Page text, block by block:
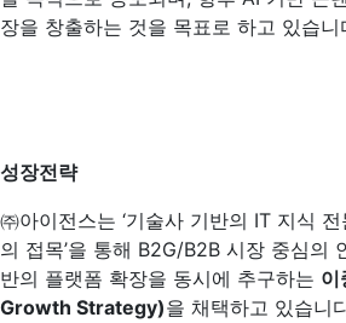
장을 창출하는 것을 목표로 하고 있습니
성장전략
㈜아이전스는 ‘기술사 기반의 IT 지식 전
의 접목’을 통해 B2G/B2B 시장 중심의
반의 플랫폼 확장을 동시에 추구하는 이
Growth Strategy)을 채택하고 있습니